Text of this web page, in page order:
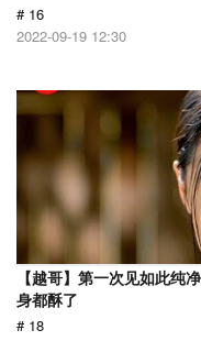
# 16
2022-09-19 12:30
【越哥】第一次见如此纯
身都酥了
# 18